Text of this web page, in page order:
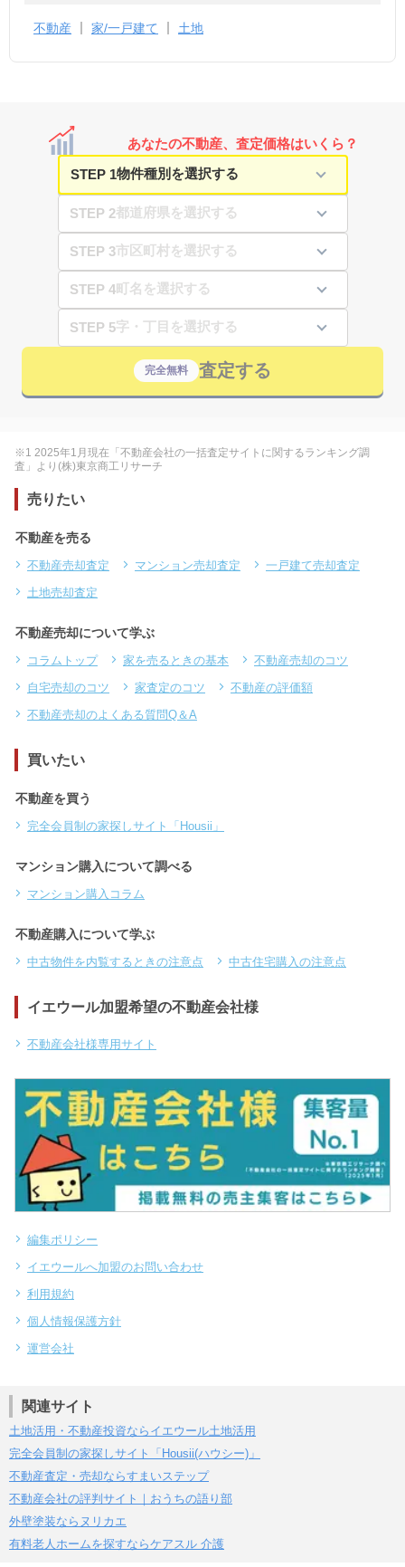
不動産 家/一戸建て 土地
あなたの不動産、査定価格はいくら？
STEP 1
STEP 2
STEP 3
STEP 4
STEP 5
完全無料 査定する
※1 2025年1月現在「不動産会社の一括査定サイトに関するランキング調
査」より(株)東京商工リサーチ
売りたい
不動産を売る
不動産売却査定 マンション売却査定
一戸建て売却査定
土地売却査定
不動産売却について学ぶ
コラムトップ 家を売るときの基本
不動産売却のコツ
自宅売却のコツ
家査定のコツ
不動産の評価額
不動産売却のよくある質問Q＆A
買いたい
不動産を買う
完全会員制の家探しサイト「Housii」
マンション購入について調べる
マンション購入コラム
不動産購入について学ぶ
中古物件を内覧するときの注意点 中古住宅購入の注意点
イエウール加盟希望の不動産会社様
不動産会社様専用サイト
編集ポリシー
イエウールへ加盟のお問い合わせ
利用規約
個人情報保護方針
運営会社
関連サイト
土地活用・不動産投資ならイエウール土地活用
完全会員制の家探しサイト「Housii(ハウシー)」
不動産査定・売却ならすまいステップ
不動産会社の評判サイト｜おうちの語り部
外壁塗装ならヌリカエ
有料老人ホームを探すならケアスル 介護